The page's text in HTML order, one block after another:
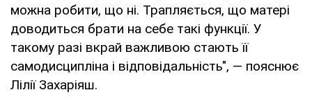
можна робити, що ні. Трапляється, що матері
доводиться брати на себе такі функції. У
такому разі вкрай важливою стають її
самодисципліна і відповідальність", — пояснює
Лілії Захаріяш.